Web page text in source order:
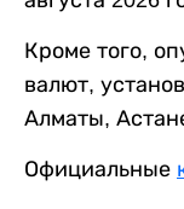
Кроме того,
валют,
Алматы,
Официальные